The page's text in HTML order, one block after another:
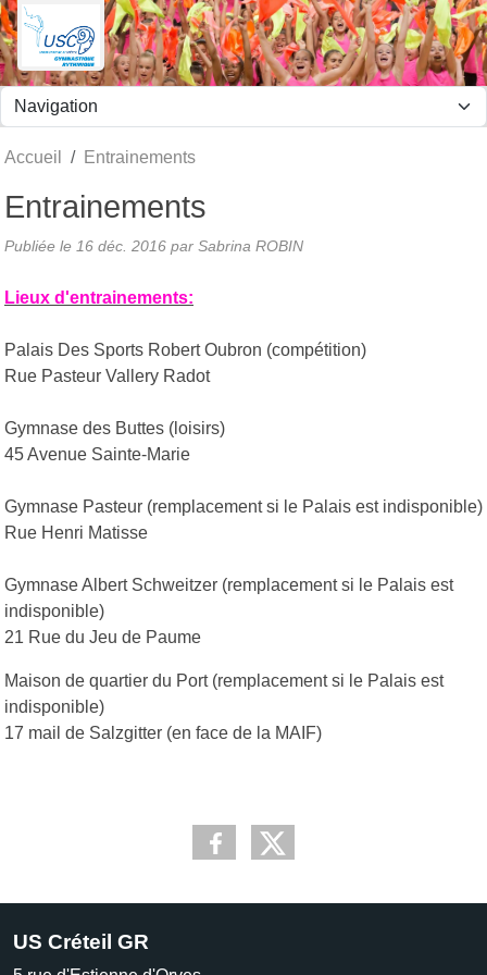
Accueil Entrainements
Entrainements
Publiée le 16 déc. 2016 par Sabrina ROBIN
Lieux d'entrainements:
Palais Des Sports Robert Oubron (compétition)
Rue Pasteur Vallery Radot
Gymnase des Buttes (loisirs)
45 Avenue Sainte-Marie
Gymnase Pasteur (remplacement si le Palais est indisponible)
Rue Henri Matisse
Gymnase Albert Schweitzer (remplacement si le Palais est
indisponible)
21 Rue du Jeu de Paume
Maison de quartier du Port (remplacement si le Palais est
indisponible)
17 mail de Salzgitter (en face de la MAIF)
US Créteil GR
Panneau de gestion des cookies